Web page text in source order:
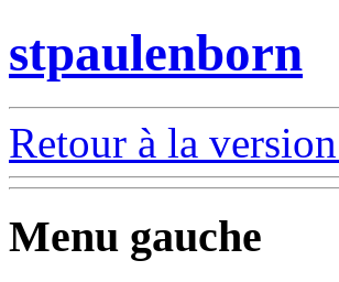
stpaulenborn
Retour à la
Menu gauche